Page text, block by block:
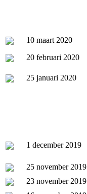
10 maart 2020
20 februari 2020
25 januari 2020
1 december 2019
25 november 2019
23 november 2019